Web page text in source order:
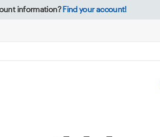
information? Find your account!